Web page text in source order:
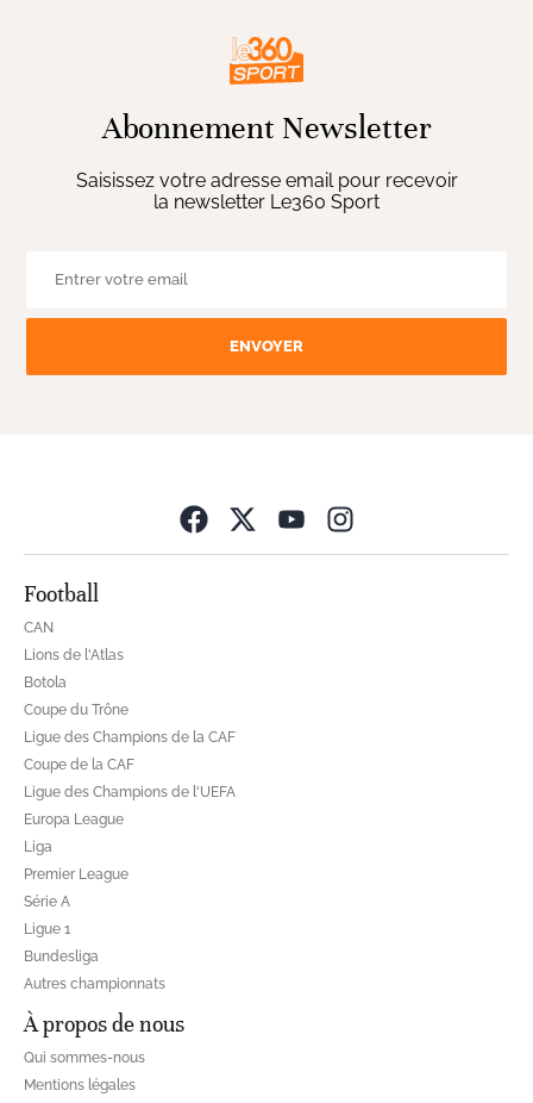
Abonnement Newsletter
Saisissez votre adresse email pour recevoir
la newsletter Le360 Sport
ENVOYER
Football
CAN
Lions de l'Atlas
Botola
Coupe du Trône
Ligue des Champions de la CAF
Coupe de la CAF
Ligue des Champions de l'UEFA
Europa League
Liga
Premier League
Série A
Ligue 1
Bundesliga
Autres championnats
À propos de nous
Qui sommes-nous
Mentions légales